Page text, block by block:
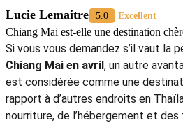
Lucie Lemaitre 5.0 Excellent
Chiang Mai est-elle une destination
Si vous vous demandez s’il vaut la
Chiang Mai en avril, un autre
est considérée comme une
rapport à d’autres endroits en
nourriture, de l’hébergement et